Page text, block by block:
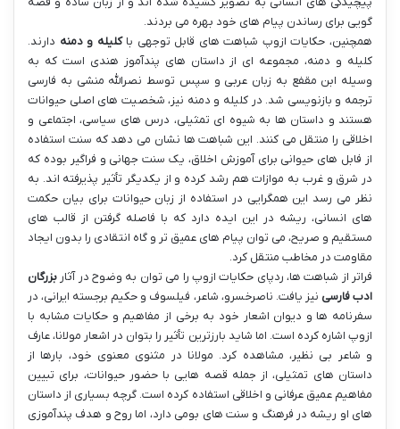
گویی برای رساندن پیام های خود بهره می بردند.
همچنین، حکایات ازوپ شباهت های قابل توجهی باکلیله و دمنه دارند.
کلیله و دمنه، مجموعه ای از داستان های پندآموز هندی است که به
وسیله ابن مقفع به زبان عربی و سپس توسط نصرالله منشی به فارسی
ترجمه و بازنویسی شد. در کلیله و دمنه نیز، شخصیت های اصلی حیوانات
هستند و داستان ها به شیوه ای تمثیلی، درس های سیاسی، اجتماعی و
اخلاقی را منتقل می کنند. این شباهت ها نشان می دهد که سنت استفاده
از فابل های حیوانی برای آموزش اخلاق، یک سنت جهانی و فراگیر بوده که
در شرق و غرب به موازات هم رشد کرده و از یکدیگر تأثیر پذیرفته اند. به
نظر می رسد این همگرایی در استفاده از زبان حیوانات برای بیان حکمت
های انسانی، ریشه در این ایده دارد که با فاصله گرفتن از قالب های
مستقیم و صریح، می توان پیام های عمیق تر و گاه انتقادی را بدون ایجاد
مقاومت در مخاطب منتقل کرد.
فراتر از شباهت ها، ردپای حکایات ازوپ را می توان به وضوح در آثار بزرگان
ادب فارسی نیز یافت. ناصرخسرو، شاعر، فیلسوف و حکیم برجسته ایرانی، در
سفرنامه ها و دیوان اشعار خود به برخی از مفاهیم و حکایات مشابه با
ازوپ اشاره کرده است. اما شاید بارزترین تأثیر را بتوان در اشعار مولانا، عارف
و شاعر بی نظیر، مشاهده کرد. مولانا در مثنوی معنوی خود، بارها از
داستان های تمثیلی، از جمله قصه هایی با حضور حیوانات، برای تبیین
مفاهیم عمیق عرفانی و اخلاقی استفاده کرده است. گرچه بسیاری از داستان
های او ریشه در فرهنگ و سنت های بومی دارد، اما روح و هدف پندآموزی